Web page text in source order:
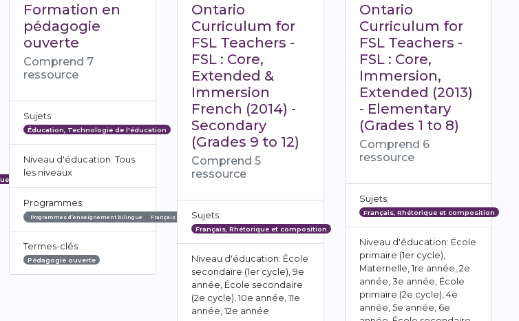
Formation en
pédagogie
ouverte
Comprend 7
ressource
Sujets:
Éducation, Technologie de l'éducation
Niveau d'éducation: Tous
les niveaux
Programmes:
Programmes d’enseignement bilingue Français de base Apprentissage prolongé
Termes-clés:
Pédagogie ouverte
Ontario
Curriculum for
FSL Teachers -
FSL : Core,
Extended &
Immersion
French (2014) -
Secondary
(Grades 9 to 12)
Comprend 5
ressource
Sujets:
Français, Rhétorique et composition
Niveau d'éducation: École
secondaire (1er cycle), 9e
année, École secondaire
(2e cycle), 10e année, 11e
année, 12e année
Ontario
Curriculum for
FSL Teachers -
FSL : Core,
Immersion,
Extended (2013)
- Elementary
(Grades 1 to 8)
Comprend 6
ressource
Sujets:
Français, Rhétorique et composition
Niveau d'éducation: École
primaire (1er cycle),
Maternelle, 1re année, 2e
année, 3e année, École
primaire (2e cycle), 4e
année, 5e année, 6e